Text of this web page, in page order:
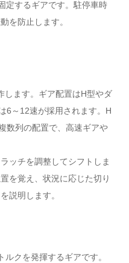
定するギアです。駐停車時
を防止します。
します。ギア配置はH型やダ
6～12速が採用されます。H
数列の配置で、高速ギアや
ッチを調整してシフトしま
を覚え、状況に応じた切り
説明します。
クを発揮するギアです。